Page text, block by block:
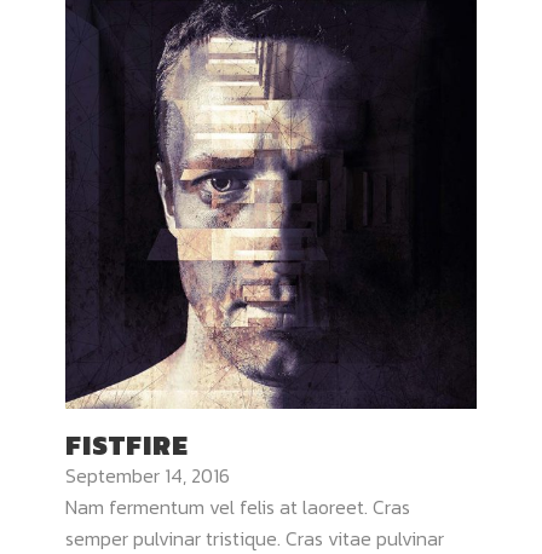
FISTFIRE
September 14, 2016
Nam fermentum vel felis at laoreet. Cras
semper pulvinar tristique. Cras vitae pulvinar